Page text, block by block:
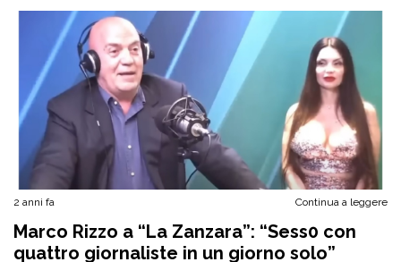
2 anni fa Continua a leggere
Marco Rizzo a “La Zanzara”: “Sess0 con
quattro giornaliste in un giorno solo”